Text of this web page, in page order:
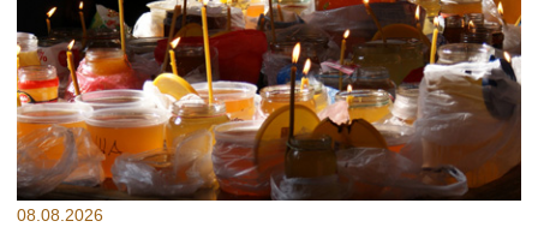
08.08.2026